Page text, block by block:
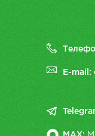
E-mail: